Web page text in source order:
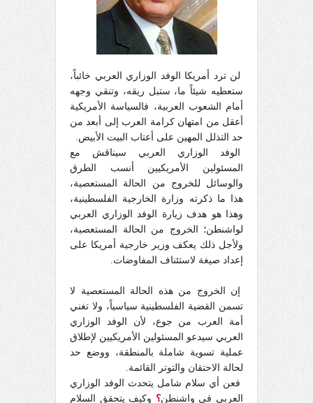
لن ترد أمريكا الوفد الوزاري العربي خائباً،
ستعطيه شيئاً ما، ستبل ريقه، وتنقي وجهه
أمام الشعوب العربية، فالسياسة الأمريكية
أعقل من امتهان كرامة العرب إلى أبعد من
حد التذلل المهين على أعتاب البيت الأبيض.
الوفد الوزاري العربي سيناقش مع
المسئولين الأمريكيين أنسب الطرق
والوسائل للخروج من الحالة المستعصية،
هذا ما ذكرته وزارة الخارجية الفلسطينية،
وهذا هو هدف زيارة الوفد الوزاري العربي
لواشنطن؛ الخروج من الحالة المستعصية،
ولأجل ذلك يعكف وزير خارجية أمريكا على
إعداد صيغة لاستئناف المفاوضات.
إن الخروج من هذه الحالة المستعصية لا
تسمن القضية الفلسطينية سياسياً، ولا تغني
أمة العرب من جوع، لأن الوفد الوزاري
العربي سيدعو المسئولين الأمريكيين لإطلاق
عملية تسوية شاملة بالمنطقة، ووضع حد
لحالة الاحتقان والتوتر القائمة.
فعن أي سلام شامل يتحدث الوفد الوزاري
العربي في واشنطن؟ وكيف يتحقق السلام